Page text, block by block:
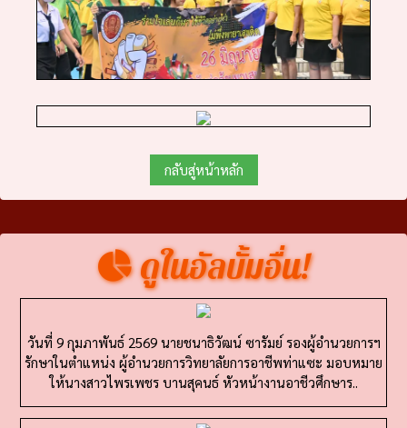
ดูในอัลบั้มอื่น!
วันที่ 9 กุมภาพันธ์ 2569 นายชนาธิวัฒน์ ซารัมย์ รองผู้อำนวยการฯ
รักษาในตำแหน่ง ผู้อำนวยการวิทยาลัยการอาชีพท่าแซะ มอบหมาย
ให้นางสาวไพรเพชร บานสุคนธ์ หัวหน้างานอาชีวศึกษาร..